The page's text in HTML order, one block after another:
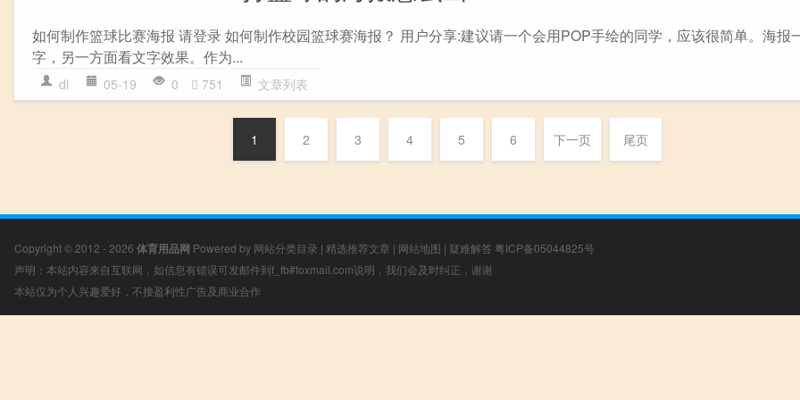
如何制作篮球比赛海报 请登录 如何制作校园篮球赛海报？ 用户分享:建议请一个会用POP手绘的同学，应该很简单。海报
字，另一方面看文字效果。作为...
dl 05-19 0 751 文章列表
1 2 3 4 5 6 下一页 尾页
Copyright © 2012 - 2026 体育用品网 Powered by 网站分类目录 | 精选推荐文章 | 网站地图 | 疑难解答 粤ICP备05044825号
声明：本站内容来自互联网，如信息有错误可发邮件到f_fb#foxmail.com说明，我们会及时纠正，谢谢
本站仅为个人兴趣爱好，不接盈利性广告及商业合作